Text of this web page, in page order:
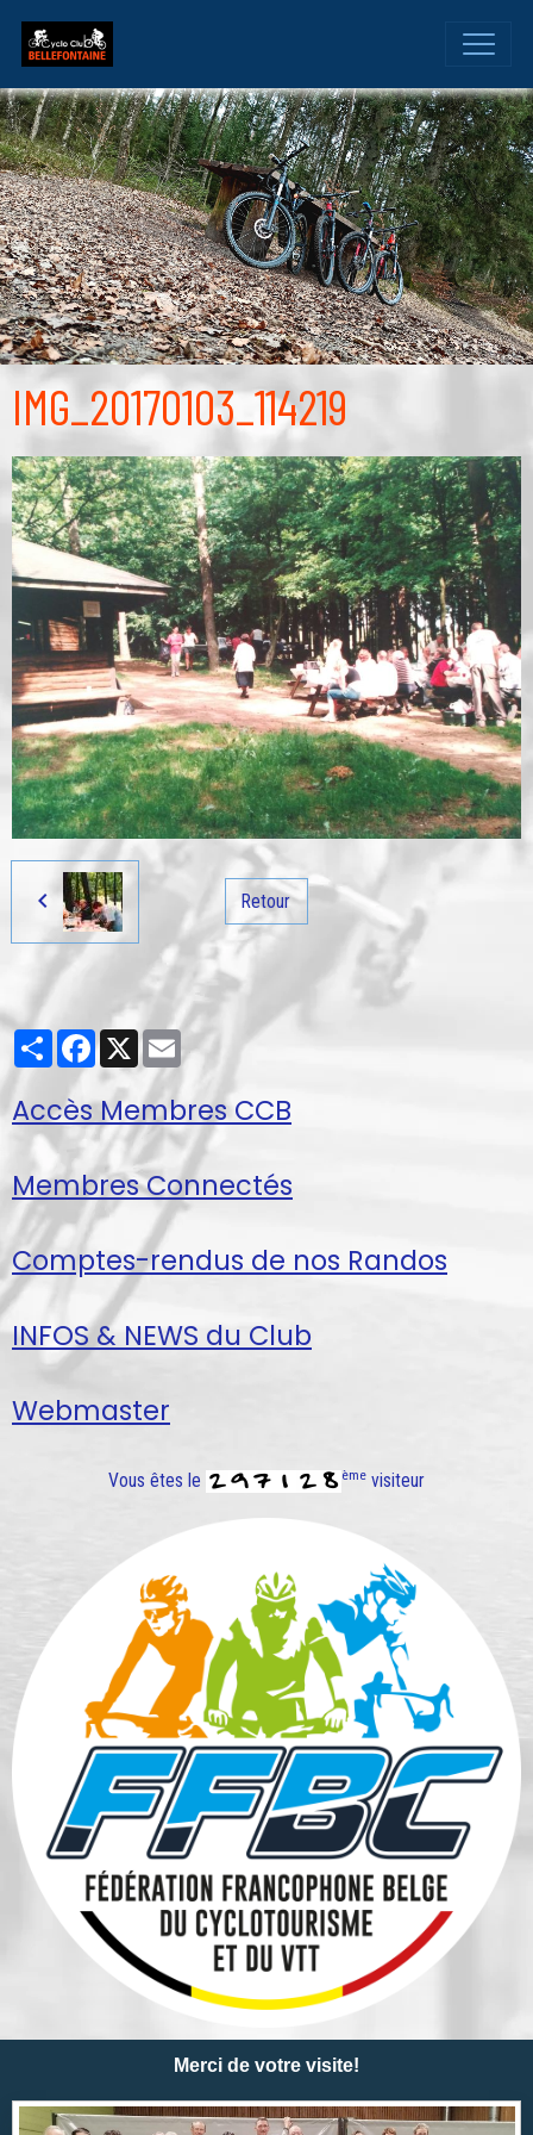
IMG_20170103_114219
Retour
PartagerFacebook
X Email
Accès Membres CCB
Membres Connectés
Comptes-rendus de nos Randos
INFOS & NEWS du Club
Webmaster
Vous êtes le ème visiteur
Merci de votre visite!